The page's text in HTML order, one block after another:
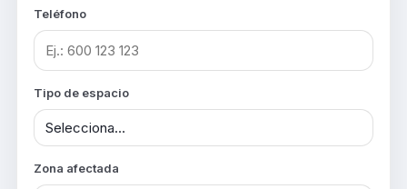
Teléfono
Tipo de espacio
Zona afectada